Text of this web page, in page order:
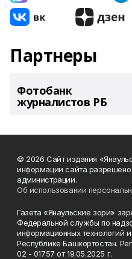
Партнеры
Фотобанк
журналистов РБ
© 2026 Сайт издания
информации сайта разрешено
администрации.
Об использовании
Газета «Янаульские зори»
Федеральной службы по
информационных технологий
Республике Башкортостан.
02 - 01757 от 19.05.2025 г.